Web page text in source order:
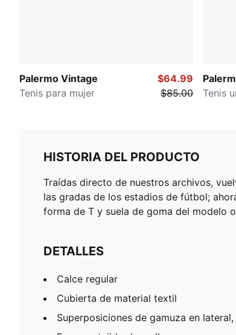
Palermo Vintage
Tenis para mujer
$64.99
$85.00
Tenis
HISTORIA DEL PRODUCTO
Traídas directo de nuestros archivos,
las gradas de los estadios de fútbol;
forma de T y suela de goma del modelo
DETALLES
Calce regular
Cubierta de material textil
Superposiciones de gamuza en